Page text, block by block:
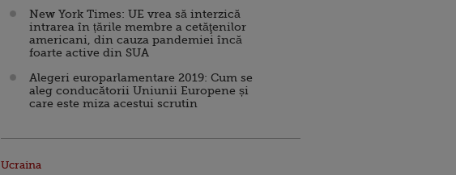
New York Times: UE vrea să interzică
intrarea în țările membre a cetăţenilor
americani, din cauza pandemiei încă
foarte active din SUA
Alegeri europarlamentare 2019: Cum se
aleg conducătorii Uniunii Europene și
care este miza acestui scrutin
Ucraina